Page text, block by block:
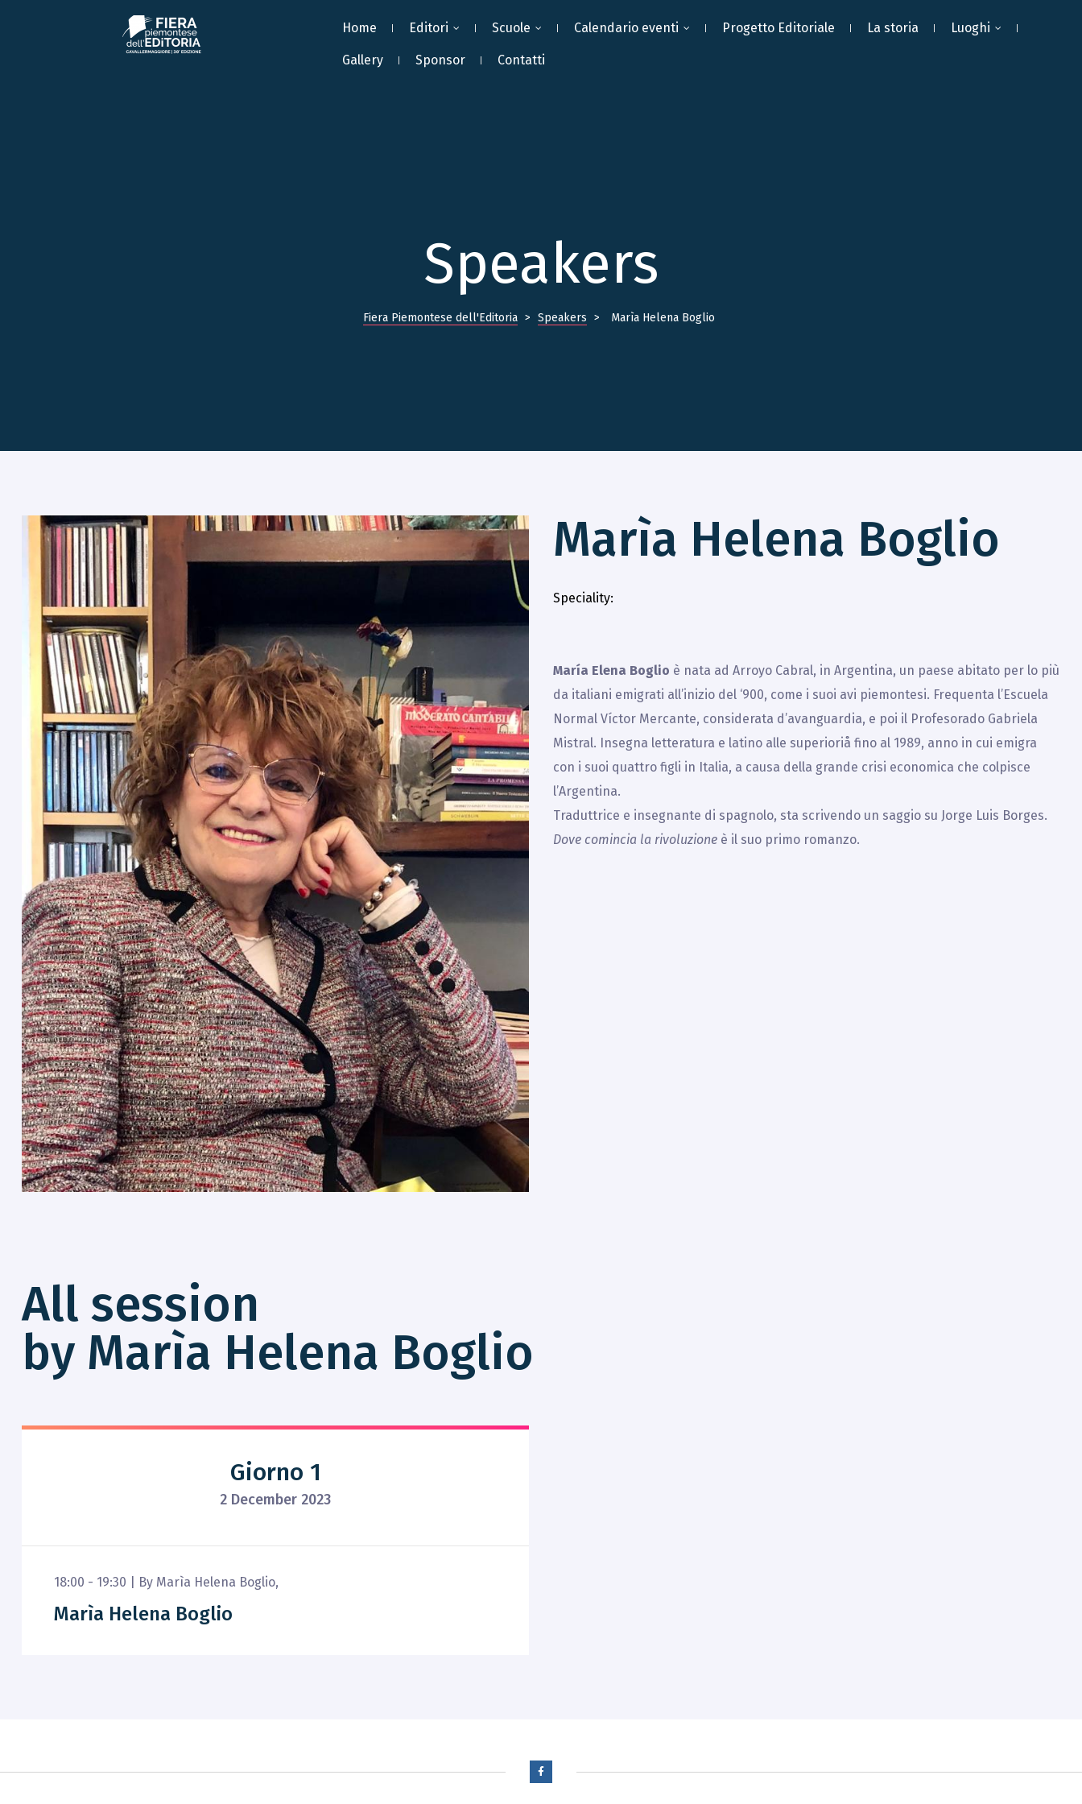
Home Editori Scuole Calendario eventi Progetto Editoriale La storia Luoghi
Gallery Sponsor Contatti
Speakers
Fiera Piemontese dell'Editoria > Speakers > Marìa Helena Boglio
Marìa Helena Boglio
Speciality
María Elena Boglio è nata ad Arroyo Cabral, in Argentina, un paese abitato per lo più
da italiani emigrati all’inizio del ‘900, come i suoi avi piemontesi. Frequenta l’Escuela
Normal Víctor Mercante, considerata d’avanguardia, e poi il Profesorado Gabriela
Mistral. Insegna letteratura e latino alle superioriå fino al 1989, anno in cui emigra
con i suoi quattro figli in Italia, a causa della grande crisi economica che colpisce
l’Argentina.
Traduttrice e insegnante di spagnolo, sta scrivendo un saggio su Jorge Luis Borges.
Dove comincia la rivoluzione è il suo primo romanzo.
All session
by Marìa Helena Boglio
Giorno 1
2 December 2023
18:00 - 19:30 | By Marìa Helena Boglio,
Marìa Helena Boglio